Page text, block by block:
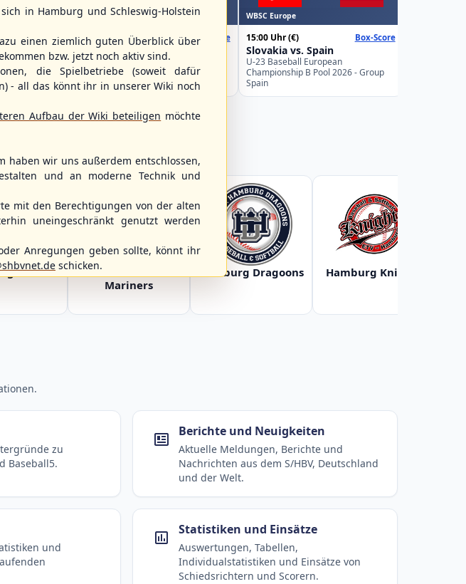
Box-Score
- Group
WBSC Europe
12:00 Uhr(€) Box-Score
Poland vs. Sweden
U-23 Baseball European
Championship B Pool 2026 - Group
Germany
WBSC Europe
15:00 Uhr(€) Box-Score
Slovakia vs. Spain
U-23 Baseball European
Championship B Pool 2026 - Group
Spain
Baltics
Greifswald Baltic
Mariners
Hamburg Dragoons Hamburg Knights
zu
Baseball5.
Berichte und Neuigkeiten
Aktuelle Meldungen, Berichte und
Nachrichten aus dem S/HBV, Deutschland
und der Welt.
und
Statistiken und Einsätze
Auswertungen, Tabellen,
Individualstatistiken und Einsätze von
Schiedsrichtern und Scorern.
in Hamburg und Schleswig-Holstein
einen ziemlich guten Überblick über
bzw. jetzt noch aktiv sind.
die Spielbetriebe (soweit dafür
- all das könnt ihr in unserer Wiki noch
Aufbau der Wiki beteiligen möchte
haben wir uns außerdem entschlossen,
und an moderne Technik und
mit den Berechtigungen von der alten
uneingeschränkt genutzt werden
Anregungen geben sollte, könnt ihr
schicken.